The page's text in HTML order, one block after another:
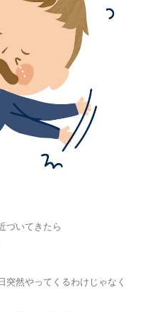
づいてきたら
突然やってくるわけじゃなく